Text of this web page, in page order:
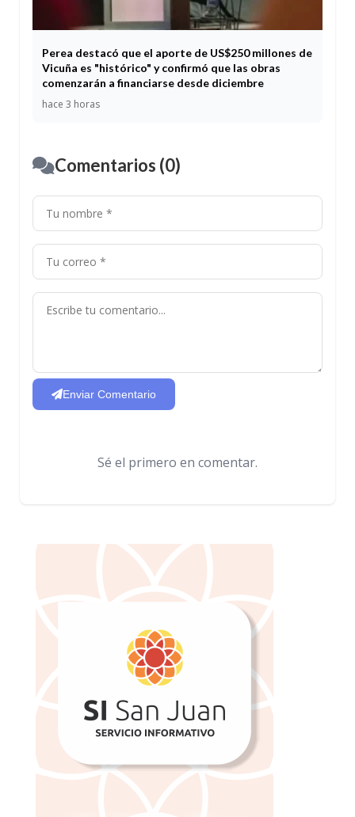
Perea destacó que el aporte de US$250 millones de
Vicuña es "histórico" y confirmó que las obras
comenzarán a financiarse desde diciembre
hace 3 horas
Comentarios (0)
Enviar Comentario
Sé el primero en comentar.